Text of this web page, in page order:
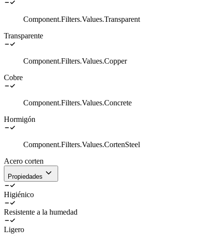
Component.Filters.Values.Transparent
Transparente
Component.Filters.Values.Copper
Cobre
Component.Filters.Values.Concrete
Hormigón
Component.Filters.Values.CortenSteel
Acero corten
Propiedades
Higiénico
Resistente a la humedad
Ligero